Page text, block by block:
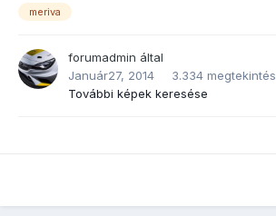
meriva
forumadmin által
Január27, 2014
3.334 megtekintés
További képek keresése